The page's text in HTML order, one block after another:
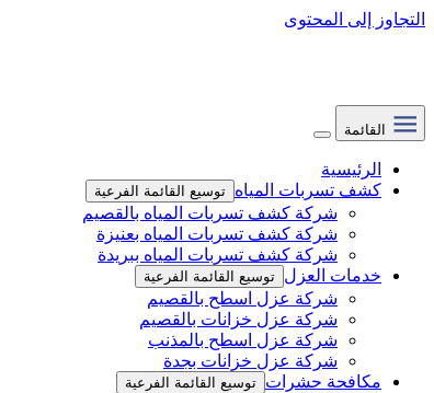
التجاوز إلى المحتوى
القائمة
الرئيسية
كشف تسربات المياه توسيع القائمة الفرعية
شركة كشف تسربات المياه بالقصيم
شركة كشف تسربات المياه بعنيزة
شركة كشف تسربات المياه ببريدة
خدمات العزل توسيع القائمة الفرعية
شركة عزل اسطح بالقصيم
شركة عزل خزانات بالقصيم
شركة عزل اسطح بالمذنب
شركة عزل خزانات بجدة
مكافحة حشرات توسيع القائمة الفرعية